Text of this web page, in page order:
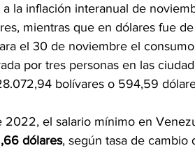
a la inflación interanual de
mientras que en dólares fue de
el 30 de noviembre el
por tres personas en las
bolívares o 594,59
2022, el salario mínimo en
dólares, según tasa de cambio